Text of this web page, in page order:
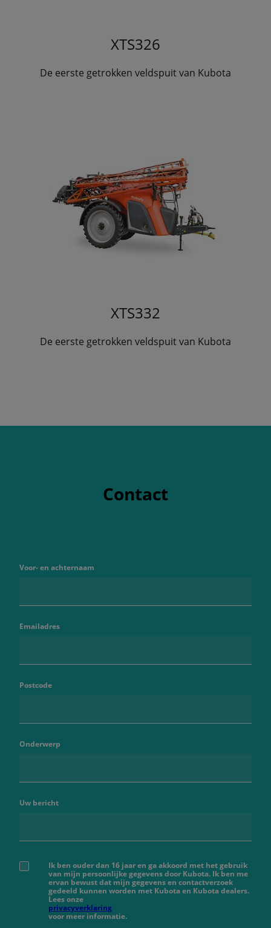
XTS326
De eerste getrokken veldspuit van Kubota
XTS332
De eerste getrokken veldspuit van Kubota
Contact
Voor- en achternaam
Emailadres
Postcode
Onderwerp
Uw bericht
Ik ben ouder dan 16 jaar en ga akkoord met het gebruik
van mijn persoonlijke gegevens door Kubota. Ik ben me
ervan bewust dat mijn gegevens en contactverzoek
gedeeld kunnen worden met Kubota en Kubota dealers.
Lees onze
privacyverklaring
voor meer informatie.